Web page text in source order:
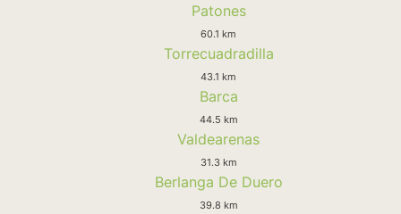
Patones
60.1 km
Torrecuadradilla
43.1 km
Barca
44.5 km
Valdearenas
31.3 km
Berlanga De Duero
39.8 km